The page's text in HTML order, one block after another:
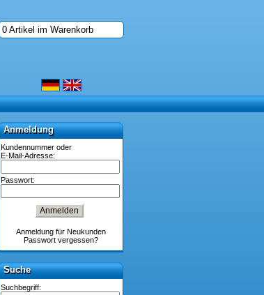
0 Artikel im Warenkorb
Anmeldung
Anmeldung
Kundennummer oder
E-Mail-Adresse:
Passwort:
Anmeldung für Neukunden
Passwort vergessen?
Suche
Suche
Suchbegriff: